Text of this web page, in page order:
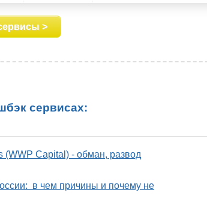
>
сервисах:
Capital) - обман, развод
в чем причины и почему не